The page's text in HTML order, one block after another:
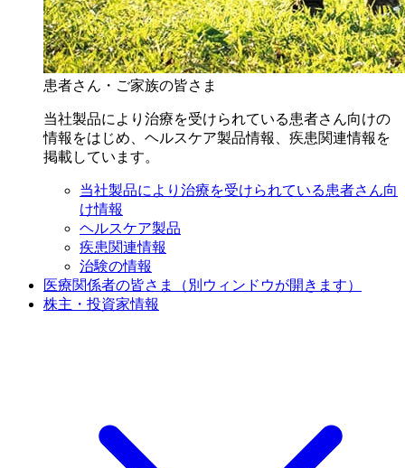
患者さん・ご家族の皆さま
当社製品により治療を受けられている患者さん向けの
情報をはじめ、ヘルスケア製品情報、疾患関連情報を
掲載しています。
当社製品により治療を受けられている患者さん向
け情報
ヘルスケア製品
疾患関連情報
治験の情報
医療関係者の皆さま
（別ウィンドウが開きます）
株主・投資家情報